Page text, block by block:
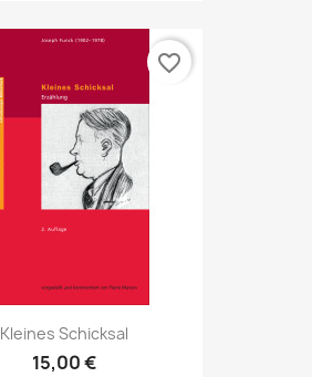
Kleines Schicksal
15,00 €
favorite_border